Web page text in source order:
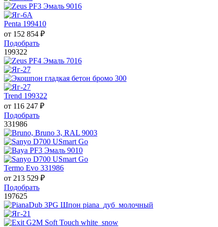
Penta 199410
от 152 854 ₽
Подобрать
199322
Trend 199322
от 116 247 ₽
Подобрать
331986
Termo Evo 331986
от 213 529 ₽
Подобрать
197625